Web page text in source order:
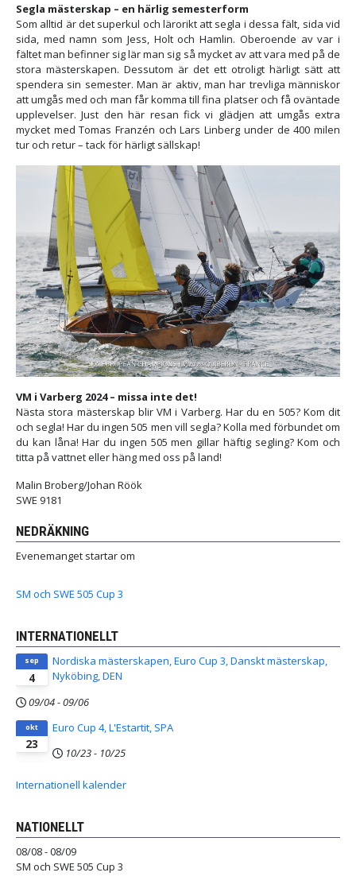
Segla mästerskap – en härlig semesterform
Som alltid är det superkul och lärorikt att segla i dessa fält, sida vid
sida, med namn som Jess, Holt och Hamlin. Oberoende av var i
fältet man befinner sig lär man sig så mycket av att vara med på de
stora mästerskapen. Dessutom är det ett otroligt härligt sätt att
spendera sin semester. Man är aktiv, man har trevliga människor
att umgås med och man får komma till fina platser och få oväntade
upplevelser. Just den här resan fick vi glädjen att umgås extra
mycket med Tomas Franzén och Lars Linberg under de 400 milen
tur och retur – tack för härligt sällskap!
VM i Varberg 2024 – missa inte det!
Nästa stora mästerskap blir VM i Varberg. Har du en 505? Kom dit
och segla! Har du ingen 505 men vill segla? Kolla med förbundet om
du kan låna! Har du ingen 505 men gillar häftig segling? Kom och
titta på vattnet eller häng med oss på land!
Malin Broberg/Johan Röök
SWE 9181
NEDRÄKNING
Evenemanget startar om
SM och SWE 505 Cup 3
INTERNATIONELLT
4
sep
Nordiska mästerskapen, Euro Cup 3, Danskt mästerskap,
Nyköbing, DEN
09/04-09/06
23
okt
Euro Cup 4, L'Estartit, SPA
10/23- 10/25
Internationell kalender
NATIONELLT
08/08 - 08/09
SM och SWE 505 Cup 3